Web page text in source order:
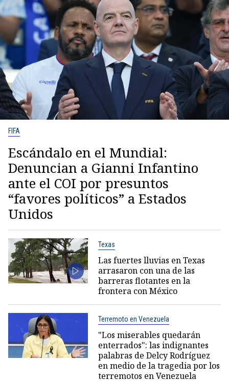
FIFA
Escándalo en el Mundial:
Denuncian a Gianni Infantino
ante el COI por presuntos
“favores políticos” a Estados
Unidos
Texas
Las fuertes lluvias en Texas
arrasaron con una de las
barreras flotantes en la
frontera con México
Terremoto en Venezuela
"Los miserables quedarán
enterrados": las indignantes
palabras de Delcy Rodríguez
en medio de la tragedia por los
terremotos en Venezuela